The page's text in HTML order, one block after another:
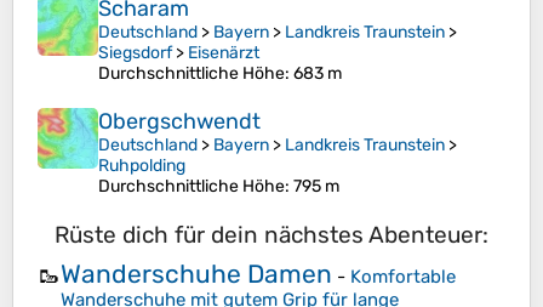
Scharam
Deutschland > Bayern > Landkreis Traunstein >
Siegsdorf> Eisenärzt
Durchschnittliche Höhe: 683 m
Obergschwendt
Deutschland > Bayern > Landkreis Traunstein >
Ruhpolding
Durchschnittliche Höhe: 795 m
Rüste dich für dein nächstes Abenteuer:
🥾Wanderschuhe Damen - Komfortable
Wanderschuhe mit gutem Grip für lange